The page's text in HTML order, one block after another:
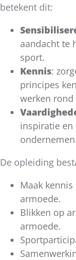
betekent dit:
aandacht te
sport.
Kennis:
principes
werken
inspiratie en
De opleiding
Maak
armoede.
Blikken op
armoede.